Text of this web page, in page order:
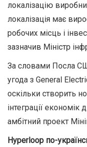
локалізацію
локалізація має
робочих місць і
зазначив Міністр
За словами Посла
угода з General
оскільки створить
інтеграції
амбітний проект
Hyperloop по-